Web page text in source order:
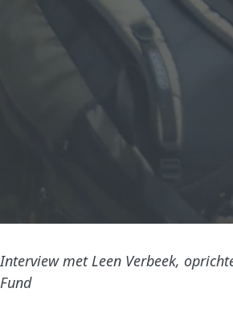
Interview met Leen Verbeek,
Fund